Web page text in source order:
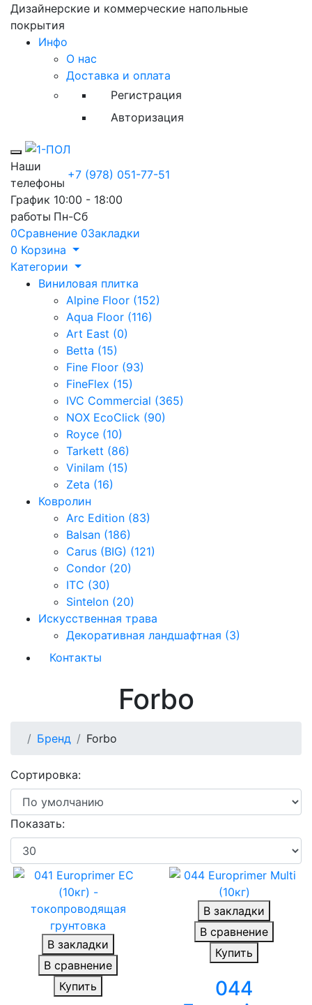
Дизайнерские и коммерческие напольные
покрытия
Инфо
О нас
Доставка и оплата
Регистрация
Авторизация
Toggle mobile menu
Наши
телефоны
+7 (978) 051-77-51
График
работы
10:00 - 18:00
Пн-Сб
0Сравнение 0Закладки
0 Корзина
Категории
Виниловая плитка
Alpine Floor (152)
Aqua Floor (116)
Art East (0)
Betta (15)
Fine Floor (93)
FineFlex (15)
IVC Commercial (365)
NOX EcoClick (90)
Royce (10)
Tarkett (86)
Vinilam (15)
Zeta (16)
Ковролин
Arc Edition (83)
Balsan (186)
Carus (BIG) (121)
Condor (20)
ITC (30)
Sintelon (20)
Искусственная трава
Декоративная ландшафтная (3)
Контакты
Forbo
Бренд Forbo
Сортировка:
Показать:
В закладки
В сравнение
Купить
В закладки
В сравнение
Купить
044